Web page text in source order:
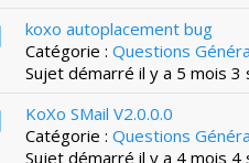
koxo autoplacement bug
Catégorie : Questions
Sujet démarré il y a 5 mois 3
KoXo SMail V2.0.0.0
Catégorie : Questions
Sujet démarré il y a 4 mois 4